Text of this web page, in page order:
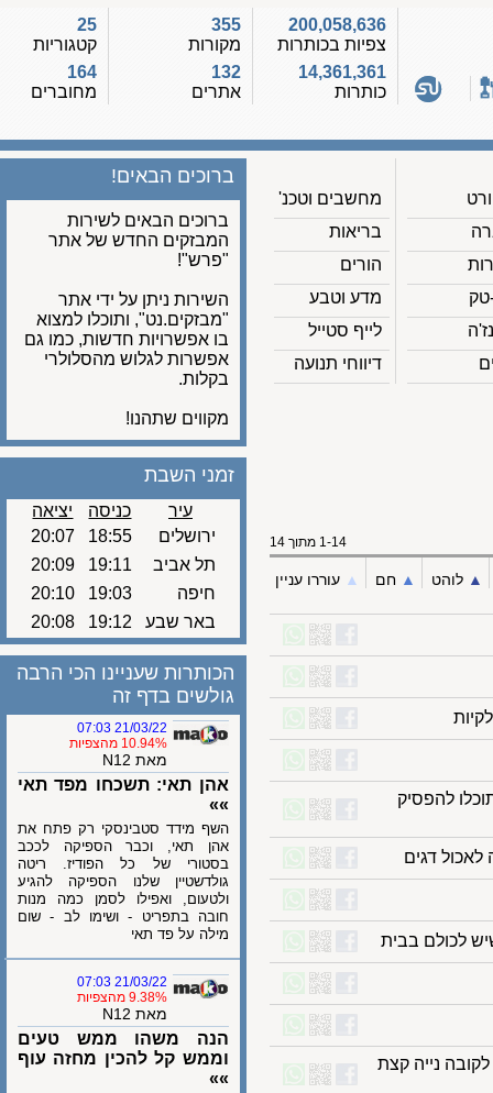
200,058,636
צפיות בכותרות
14,361,361
כותרות
355
מקורות
132
אתרים
קטגוריות
164
מחוברים
מחשבים וטכנ'
בריאות
הורים
מדע וטבע
לייף סטייל
דיווחי תנועה
ברוכים הבאים!
ברוכים הבאים לשירות
המבזקים החדש של אתר
"פרש"!
השירות ניתן על ידי אתר
"מבזקים.נט", ותוכלו למצוא
בו אפשרויות חדשות, כמו גם
אפשרות לגלוש מהסלולרי
בקלות.
מקווים שתהנו!
1-14 מתוך 14
לוהט ▲︎ חם ▲︎ עוררו עניין
להפסיק
3 גרסאות לקובה נייה קצת
זמני השבת
עיר כניסה
יציאה
ירושלים
18:55
20:07
תל אביב
19:11
20:09
חיפה
19:03
20:10
באר שבע
19:12
20:08
הכותרות שעניינו הכי הרבה
גולשים בדף זה
21/03/22 07:03
10.94% מהצפיות
מאת N12
אהן תאי: תשכחו מפד תאי
השף מידד סטבינסקי רק פתח את
אהן תאי, וכבר הספיקה לככב
בסטורי של כל הפודיז. ריטה
גולדשטיין שלנו הספיקה להגיע
ולטעום, ואפילו לסמן כמה מנות
חובה בתפריט - ושימו לב - שום
מילה על פד תאי
21/03/22 07:03
9.38% מהצפיות
מאת N12
הנה משהו ממש טעים
וממש קל להכין מחזה עוף